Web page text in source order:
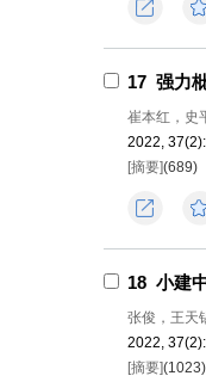
17 强力
崔本红，史
2022,
[摘要](689)
18 小建
张俊，王天
2022,
[摘要](1023)